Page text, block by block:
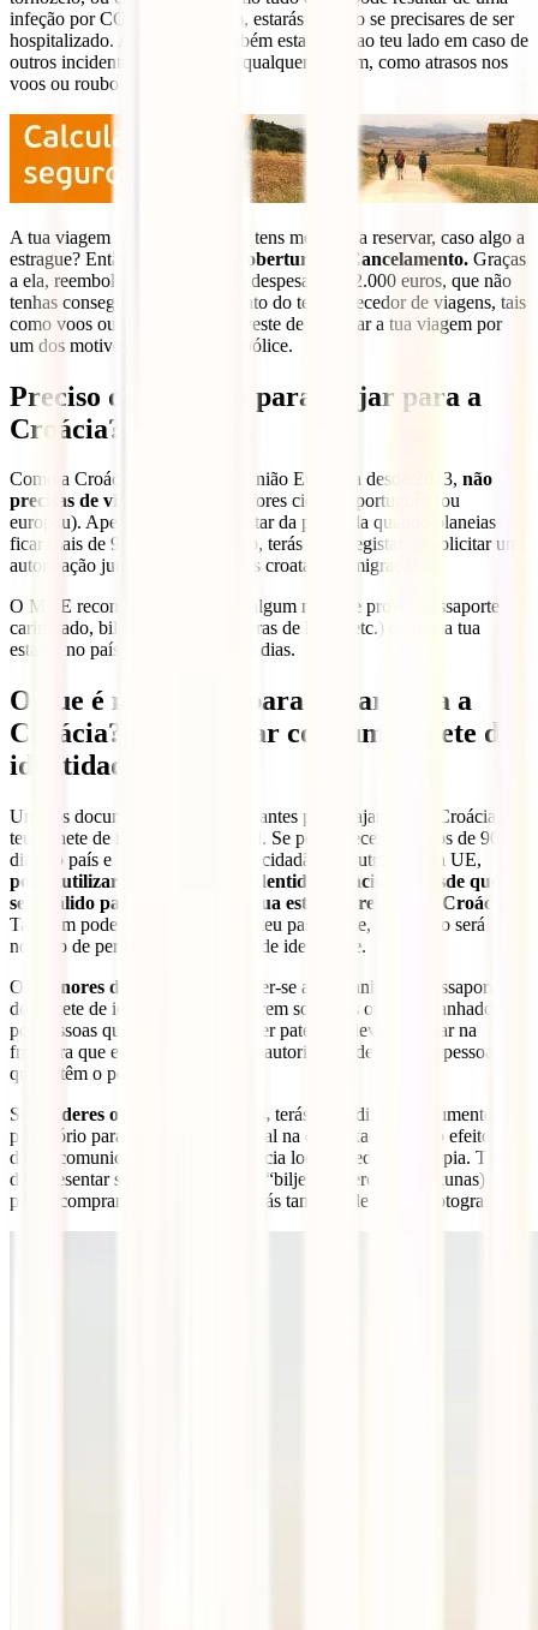
infeção por COVID-19. Assim, estarás coberto se precisares de ser
hospitalizado. Além disso, também estaremos ao teu lado em caso de
outros incidentes possíveis em qualquer viagem, como atrasos nos
voos ou roubo de bagagem.
A tua viagem ainda está longe e tens medo de a reservar, caso algo a
estrague? Então, subscreve a
Cobertura de Cancelamento. Graças
a ela, reembolsamos-te todas as despesas, até 2.000 euros, que não
tenhas conseguido recuperar junto do teu fornecedor de viagens, tais
como voos ou hotéis, porque tiveste de cancelar a tua viagem por
um dos motivos indicados na apólice.
Preciso de um visto para viajar para a
Croácia?
Como a Croácia é membro da União Europeia desde 2013, não
precisas de visto
para viajar se fores cidadão português (ou
europeu). Apenas precisas de tratar da papelada quando planeias
ficar mais de 90 dias. Nesse caso, terás de te registar ou solicitar uma
autorização junto das autoridades croatas de imigração.
O MNE recomenda que tenhas algum meio de prova (passaporte
carimbado, bilhete de avião, faturas de hotel, etc.) de que a tua
estadia no país não excede os 90 dias.
O que é necessário para viajar para a
Croácia? Posso viajar com um bilhete de
identidade?
Um dos documentos mais importantes para viajar para a Croácia é o
teu bilhete de identidade nacional. Se permaneceres menos de 90
dias no país e fores português ou cidadão de outro país da UE,
podes utilizar o teu bilhete de identidade nacional, desde que
seja válido para a duração da tua estadia prevista na Croácia.
Também podes optar por levar o teu passaporte, o que não será mau
no caso de perderes o teu bilhete de identidade.
Os
menores de idade
devem fazer-se acompanhar do passaporte ou
do bilhete de identidade. Se viajarem sozinhos ou acompanhados
por pessoas que não detêm o poder paternal, devem provar na
fronteira que estão a viajar com a autorização de todas as pessoas
que detêm o poder paternal.
Se
perderes os teus documentos, terás de pedir um documento
provisório para regressar a Portugal na embaixada. Para o efeito,
deves comunicar o extravio à polícia local e pedir uma cópia. Terás
de apresentar selos para a taxa de “biljege” (cerca de 30 kunas), que
podes comprar nas tabacarias. Terás também de levar 3 fotografias.